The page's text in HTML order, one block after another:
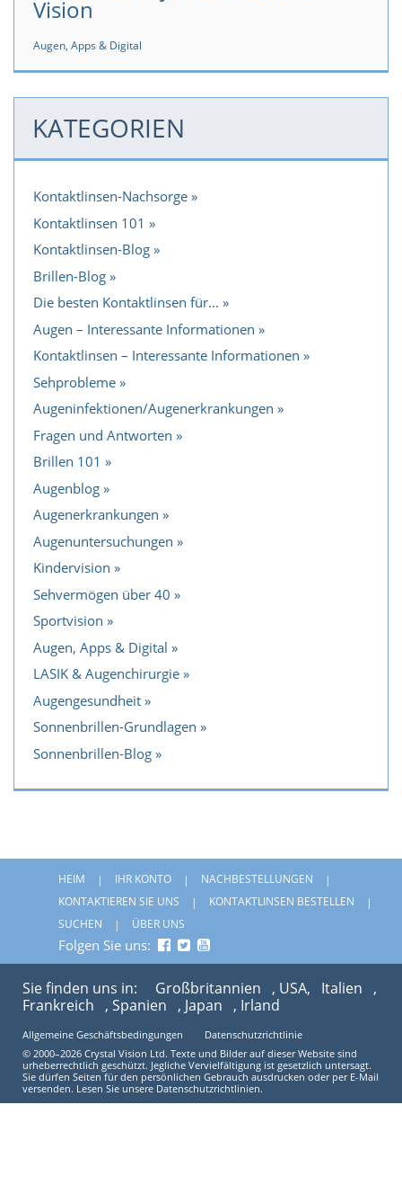
Vision
Augen, Apps & Digital
KATEGORIEN
Kontaktlinsen-Nachsorge
Kontaktlinsen 101
Kontaktlinsen-Blog
Brillen-Blog
Die besten Kontaktlinsen für...
Augen – Interessante Informationen
Kontaktlinsen – Interessante Informationen
Sehprobleme
Augeninfektionen/Augenerkrankungen
Fragen und Antworten
Brillen 101
Augenblog
Augenerkrankungen
Augenuntersuchungen
Kindervision
Sehvermögen über 40
Sportvision
Augen, Apps & Digital
LASIK & Augenchirurgie
Augengesundheit
Sonnenbrillen-Grundlagen
Sonnenbrillen-Blog
HEIM IHR KONTO
NACHBESTELLUNGEN
KONTAKTIEREN SIE UNS
KONTAKTLINSEN BESTELLEN
SUCHEN
ÜBER UNS
Folgen Sie uns:
Sie finden uns in: Großbritannien , USA, Italien
,
Frankreich
, Spanien , Japan , Irland
Allgemeine Geschäftsbedingungen
Datenschutzrichtlinie
© 2000–2026 Crystal Vision Ltd. Texte und Bilder auf dieser Website sind
urheberrechtlich geschützt. Jegliche Vervielfältigung ist gesetzlich untersagt.
Sie dürfen Seiten für den persönlichen Gebrauch ausdrucken oder per E-Mail
versenden. Lesen Sie unsere Datenschutzrichtlinien.